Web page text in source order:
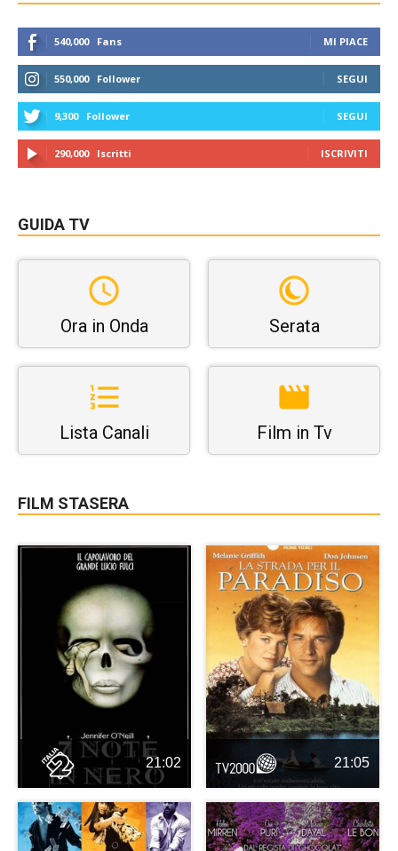
540,000 Fans MI PIACE
550,000 Follower SEGUI
9,300 Follower SEGUI
290,000 Iscritti ISCRIVITI
GUIDA TV
Ora in Onda Serata
Lista Canali Film in Tv
FILM STASERA
21:02 21:05